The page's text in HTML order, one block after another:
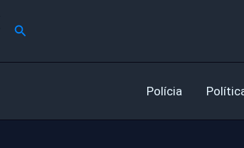
Pesquisar
Polícia